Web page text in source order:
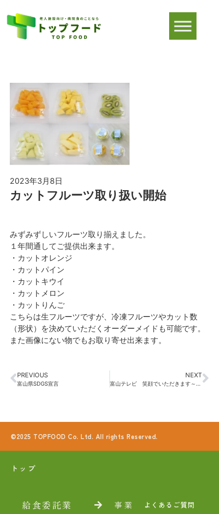
2023年3月8日
カットフルーツ取り扱い開始
みずみずしいフルーツ取り揃えました。
１年間通してご提供出来ます。
・カットオレンジ
・カットパイン
・カットキウイ
・カットメロン
・カットりんご
こちらは生フルーツですが、冷凍フルーツやカット数
（形状）を決めていただくオーダーメイドも可能です。
また画像にない物でもお取り寄せ出来ます。
PREVIOUS
富山県SDGS宣言
NEXT
富山テレビ 笑顔でいただきます～高岡市の子ども食堂～ 協賛
©2025 TOPFOOD Co. Ltd. All rights Reserved.
トップ
給食委託業
事業
よくあるご質問